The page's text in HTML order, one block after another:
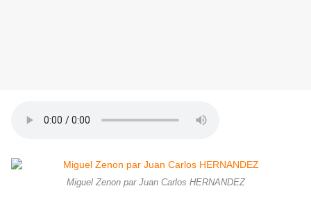
Miguel Zenon par Juan Carlos HERNANDEZ